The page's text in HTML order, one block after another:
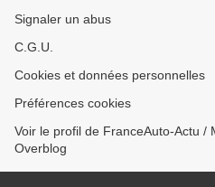
Signaler un abus
C.G.U.
Cookies et données personnelles
Préférences cookies
Voir le profil de FranceAuto-Actu /
Overblog